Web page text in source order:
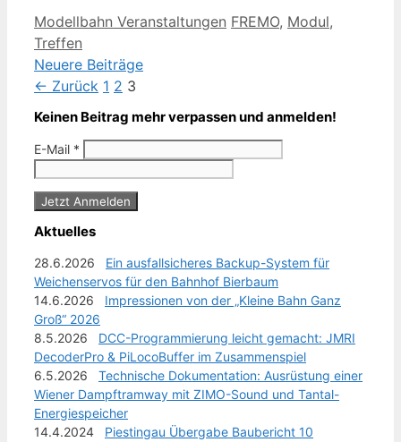
Kategorien
Modellbahn Veranstaltungen Schlagwörter
FREMO, Modul,
Treffen
Neuere Beiträge
← Zurück Seite
1 Seite
2 Seite
3
Keinen Beitrag mehr verpassen und anmelden!
E-Mail *
Aktuelles
28.6.2026 Ein ausfallsicheres Backup-System für
Weichenservos für den Bahnhof Bierbaum
14.6.2026 Impressionen von der „Kleine Bahn Ganz
Groß“ 2026
8.5.2026 DCC-Programmierung leicht gemacht: JMRI
DecoderPro & PiLocoBuffer im Zusammenspiel
6.5.2026 Technische Dokumentation: Ausrüstung einer
Wiener Dampftramway mit ZIMO-Sound und Tantal-
Energiespeicher
14.4.2024 Piestingau Übergabe Baubericht 10